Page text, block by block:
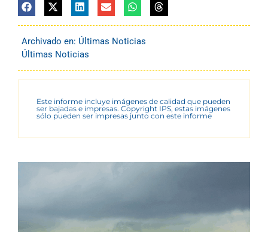
Archivado en: Últimas Noticias
Últimas Noticias
Este informe incluye imágenes de calidad que pueden
ser bajadas e impresas. Copyright IPS, estas imágenes
sólo pueden ser impresas junto con este informe